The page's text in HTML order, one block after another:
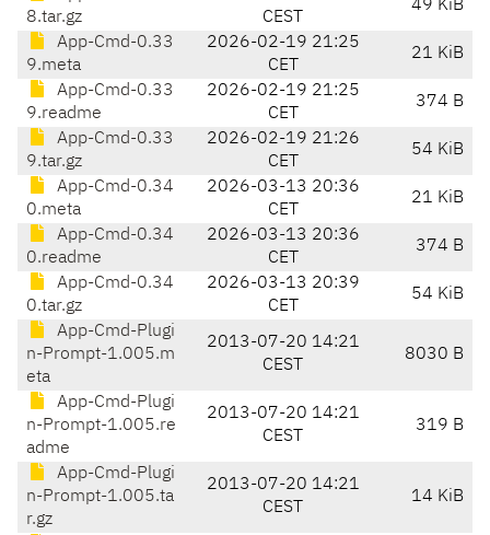
8.tar.gz
CEST
49 KiB
App-Cmd-0.33
9.meta
2026-02-19 21:25
CET
21 KiB
App-Cmd-0.33
9.readme
2026-02-19 21:25
CET
374 B
App-Cmd-0.33
9.tar.gz
2026-02-19 21:26
CET
54 KiB
App-Cmd-0.34
0.meta
2026-03-13 20:36
CET
21 KiB
App-Cmd-0.34
0.readme
2026-03-13 20:36
CET
374 B
App-Cmd-0.34
0.tar.gz
2026-03-13 20:39
CET
54 KiB
App-Cmd-Plugi
n-Prompt-1.005.m
eta
2013-07-20 14:21
CEST
8030 B
App-Cmd-Plugi
n-Prompt-1.005.re
adme
2013-07-20 14:21
CEST
319 B
App-Cmd-Plugi
n-Prompt-1.005.ta
r.gz
2013-07-20 14:21
CEST
14 KiB